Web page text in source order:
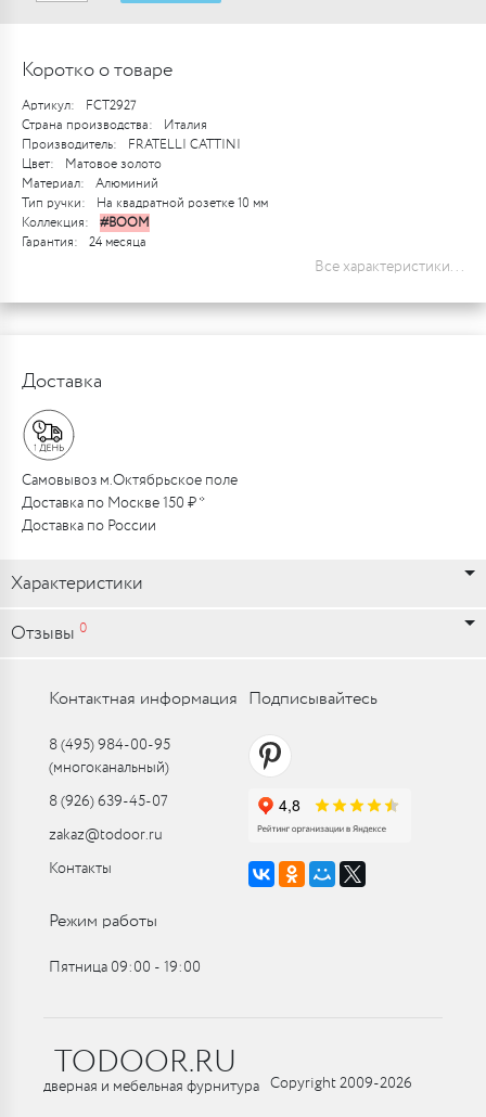
Коротко о товаре
Артикул:
FCT2927
Страна производства:
Италия
Производитель:
FRATELLI CATTINI
Цвет:
Матовое золото
Материал:
Алюминий
Тип ручки:
На квадратной розетке 10 мм
Коллекция:
#BOOM
Гарантия:
24 месяца
Все характеристики...
Доставка
Самовывоз м.Октябрьское поле
Доставка по Москве 150 ₽ *
Доставка по России
Характеристики
Отзывы 0
Контактная информация
8 (495) 984-00-95
(многоканальный)
8 (926) 639-45-07
zakaz@todoor.ru
Контакты
Подписывайтесь
Режим работы
Пятница 09:00 ‑ 19:00
TODOOR.RU
дверная и мебельная фурнитура Copyright 2009-2026